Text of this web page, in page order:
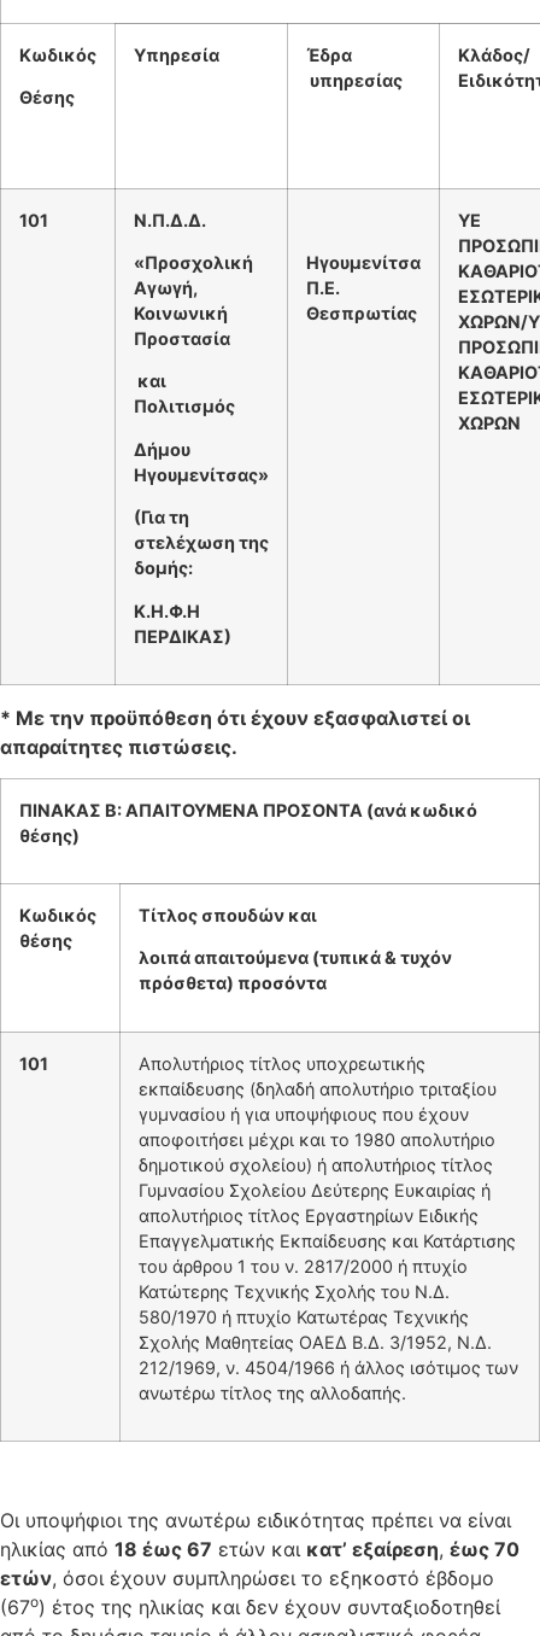
Κωδικός
Θέσης
Υπηρεσία
Έδρα
υπηρεσίας
Κλάδος/
101 Ν.Π.Δ.Δ.
«Προσχολική
Αγωγή,
Κοινωνική
Προστασία
και
Πολιτισμός
Δήμου
Ηγουμενίτσας»
(Για τη
στελέχωση της
δομής:
Κ.Η.Φ.Η
ΠΕΡΔΙΚΑΣ)
Ηγουμενίτσα
Π.Ε.
Θεσπρωτίας
ΥΕ
ΧΩΡΩΝ/
ΧΩΡΩΝ
* Με την προϋπόθεση ότι έχουν εξασφαλιστεί οι
απαραίτητες πιστώσεις.
ΠΙΝΑΚΑΣ Β: ΑΠΑΙΤΟΥΜΕΝΑ ΠΡΟΣΟΝΤΑ (ανά κωδικό
θέσης)
Κωδικός
θέσης
Τίτλος σπουδών και
λοιπά απαιτούμενα (τυπικά & τυχόν
πρόσθετα) προσόντα
101
Απολυτήριος τίτλος υποχρεωτικής
εκπαίδευσης (δηλαδή απολυτήριο τριταξίου
γυμνασίου ή για υποψήφιους που έχουν
αποφοιτήσει μέχρι και το 1980 απολυτήριο
δημοτικού σχολείου) ή απολυτήριος τίτλος
Γυμνασίου Σχολείου Δεύτερης Ευκαιρίας ή
απολυτήριος τίτλος Εργαστηρίων Ειδικής
Επαγγελματικής Εκπαίδευσης και Κατάρτισης
του άρθρου 1 του ν. 2817/2000 ή πτυχίο
Κατώτερης Τεχνικής Σχολής του Ν.Δ.
580/1970 ή πτυχίο Κατωτέρας Τεχνικής
Σχολής Μαθητείας ΟΑΕΔ Β.Δ. 3/1952, Ν.Δ.
212/1969, ν. 4504/1966 ή άλλος ισότιμος των
ανωτέρω τίτλος της αλλοδαπής.
Οι υποψήφιοι της ανωτέρω ειδικότητας πρέπει να είναι
ηλικίας από 18 έως 67 ετών και κατ’ εξαίρεση, έως 70
ετών, όσοι έχουν συμπληρώσει το εξηκοστό έβδομο
(67ο) έτος της ηλικίας και δεν έχουν συνταξιοδοτηθεί